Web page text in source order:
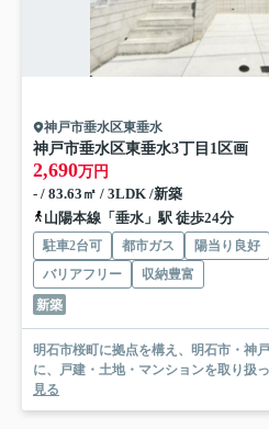
神戸市垂水区東垂水
神戸市垂水区東垂水3丁目 1区画
2,690万円
- / 83.63㎡ / 3LDK /新築
山陽本線「垂水」駅 徒歩24分
駐車2台可 都市ガス 陽当り良好
バリアフリー
収納豊富
新築
明石市桜町に拠点を構え、明石市・神
に、戸建・土地・マンションを取り扱
見る